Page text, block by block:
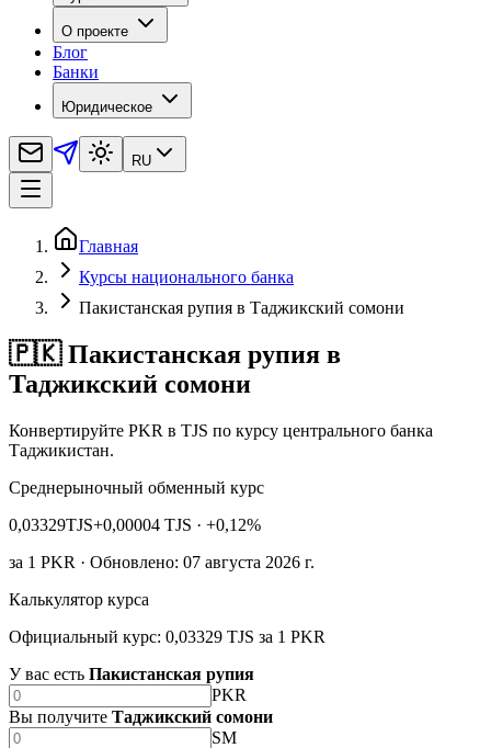
О проекте
Блог
Банки
Юридическое
RU
Главная
Курсы национального банка
Пакистанская рупия в Таджикский сомони
🇵🇰 Пакистанская рупия в
Таджикский сомони
Конвертируйте PKR в TJS по курсу центрального банка
Таджикистан.
Среднерыночный обменный курс
0,03329TJS+0,00004 TJS · +0,12%
за 1 PKR · Обновлено: 07 августа 2026 г.
Калькулятор курса
Официальный курс: 0,03329 TJS за 1 PKR
У вас есть Пакистанская рупия
PKR
Вы получите Таджикский сомони
SM